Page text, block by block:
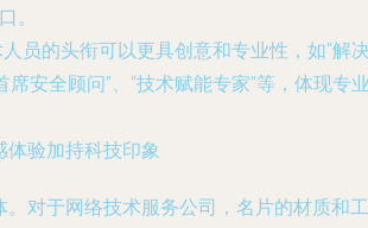
。
员的头衔可以更具创意和专业性，如“解
席安全顾问”、“技术赋能专家”等，体现专
体验加持科技印象
。对于网络技术服务公司，名片的材质和工